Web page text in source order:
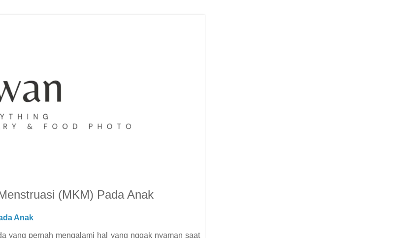
(MKM) Pada Anak
Anak
yang pernah mengalami hal yang nggak nyaman saat